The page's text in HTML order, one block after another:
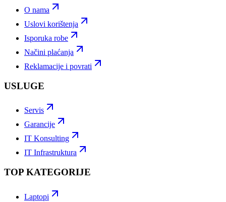
O nama
Uslovi korištenja
Isporuka robe
Načini plaćanja
Reklamacije i povrati
USLUGE
Servis
Garancije
IT Konsulting
IT Infrastruktura
TOP KATEGORIJE
Laptopi